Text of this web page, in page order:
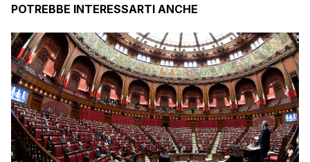
POTREBBE INTERESSARTI ANCHE